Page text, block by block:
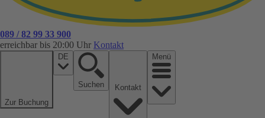
089 / 82 99 33 900
erreichbar bis 20:00 Uhr Kontakt
Zur Buchung
DE
Suchen
Menü